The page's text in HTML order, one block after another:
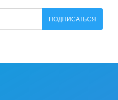
ПОДПИСАТЬСЯ